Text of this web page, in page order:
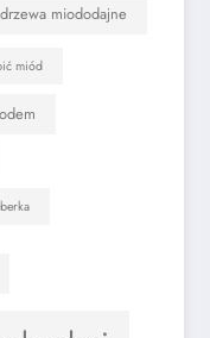
drzewa miododajne
miód